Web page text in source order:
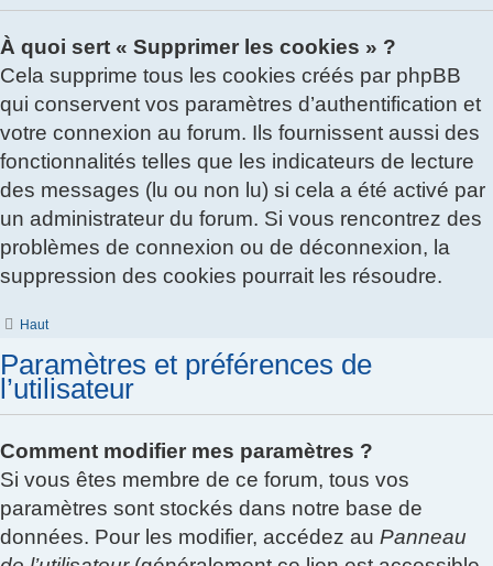
À quoi sert « Supprimer les cookies » ?
Cela supprime tous les cookies créés par phpBB
qui conservent vos paramètres d’authentification et
votre connexion au forum. Ils fournissent aussi des
fonctionnalités telles que les indicateurs de lecture
des messages (lu ou non lu) si cela a été activé par
un administrateur du forum. Si vous rencontrez des
problèmes de connexion ou de déconnexion, la
suppression des cookies pourrait les résoudre.
Haut
Paramètres et préférences de
l’utilisateur
Comment modifier mes paramètres ?
Si vous êtes membre de ce forum, tous vos
paramètres sont stockés dans notre base de
données. Pour les modifier, accédez au Panneau